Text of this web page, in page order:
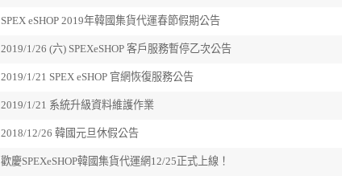
SPEX eSHOP 2019年韓國集貨代運春節假期公告
2019/1/26 (六) SPEXeSHOP 客戶服務暫停乙次公告
2019/1/21 SPEX eSHOP 官網恢復服務公告
2019/1/21 系統升級資料維護作業
2018/12/26 韓國元旦休假公告
歡慶SPEXeSHOP韓國集貨代運網12/25正式上線！